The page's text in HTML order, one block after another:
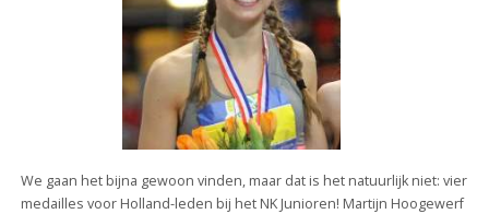
We gaan het bijna gewoon vinden, maar dat is het natuurlijk niet: vier
medailles voor Holland-leden bij het NK Junioren! Martijn Hoogewerf